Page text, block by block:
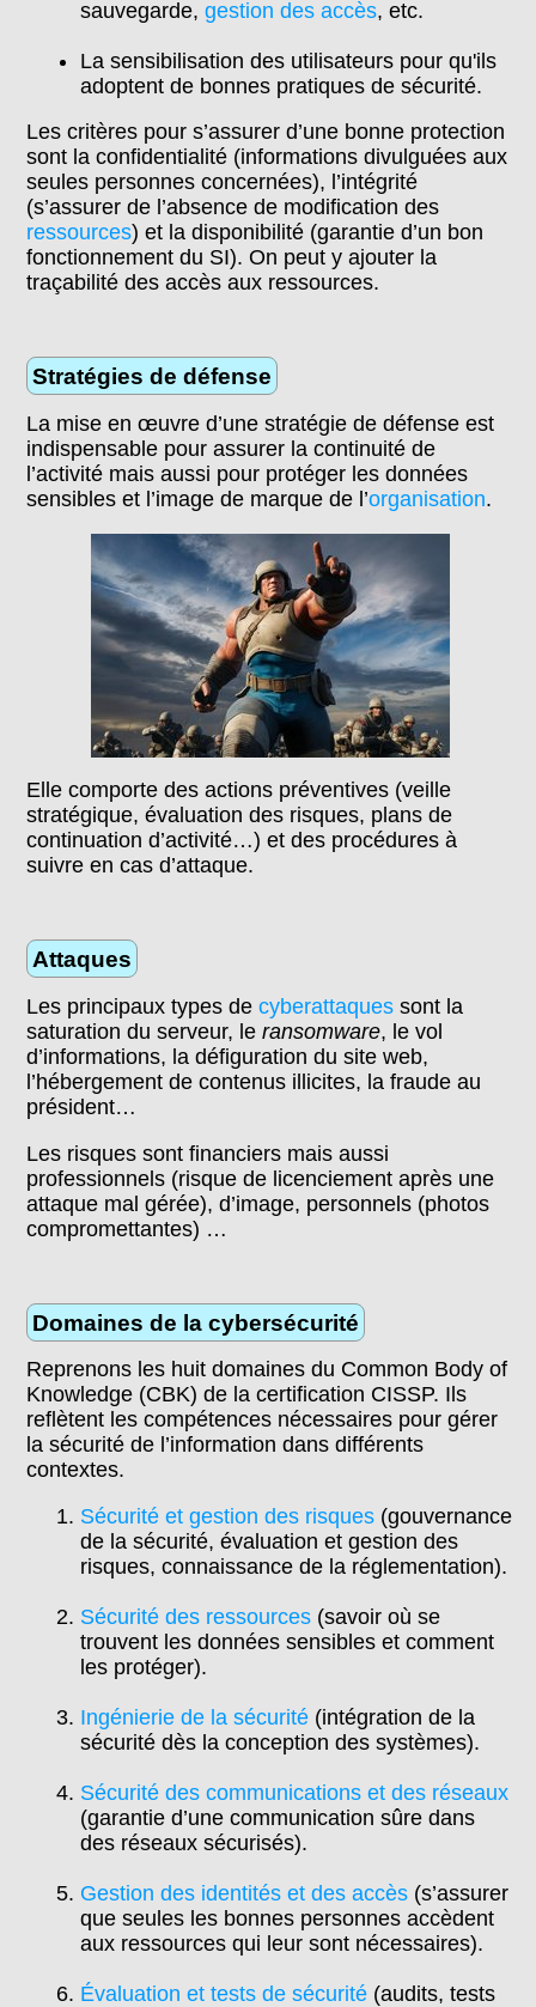
sauvegarde, gestion des accès, etc.
La sensibilisation des utilisateurs pour qu'ils
adoptent de bonnes pratiques de sécurité.
Les critères pour s’assurer d’une bonne protection
sont la confidentialité (informations divulguées aux
seules personnes concernées), l’intégrité
(s’assurer de l’absence de modification des
ressources) et la disponibilité (garantie d’un bon
fonctionnement du SI). On peut y ajouter la
traçabilité des accès aux ressources.
Stratégies de défense
La mise en œuvre d’une stratégie de défense est
indispensable pour assurer la continuité de
l’activité mais aussi pour protéger les données
sensibles et l’image de marque de l’organisation.
Elle comporte des actions préventives (veille
stratégique, évaluation des risques, plans de
continuation d’activité…) et des procédures à
suivre en cas d’attaque.
Attaques
Les principaux types decyberattaques sont la
saturation du serveur, leransomware, le vol
d’informations, la défiguration du site web,
l’hébergement de contenus illicites, la fraude au
président…
Les risques sont financiers mais aussi
professionnels (risque de licenciement après une
attaque mal gérée), d’image, personnels (photos
compromettantes) …
Domaines de la cybersécurité
Reprenons les huit domaines du Common Body of
Knowledge (CBK) de la certification CISSP. Ils
reflètent les compétences nécessaires pour gérer
la sécurité de l’information dans différents
contextes.
Sécurité et gestion des risques(gouvernance
de la sécurité, évaluation et gestion des
risques, connaissance de la réglementation).
Sécurité des ressources(savoir où se
trouvent les données sensibles et comment
les protéger).
Ingénierie de la sécurité(intégration de la
sécurité dès la conception des systèmes).
Sécurité des communications et des réseaux
(garantie d’une communication sûre dans
des réseaux sécurisés).
Gestion des identités et des accès(s’assurer
que seules les bonnes personnes accèdent
aux ressources qui leur sont nécessaires).
Évaluation et tests de sécurité(audits, tests